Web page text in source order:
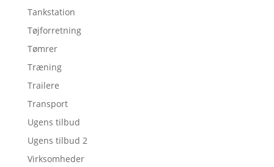
Tankstation
Tøjforretning
Tømrer
Træning
Trailere
Transport
Ugens tilbud
Ugens tilbud 2
Virksomheder